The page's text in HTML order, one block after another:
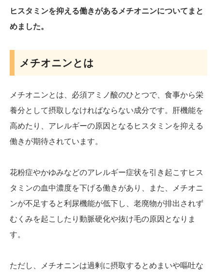
ヒスタミンを抑える働きがあるメチオニンについてまと
めました。
メチオニンとは
メチオニンとは、必須アミノ酸のひとつで、食事から栄
養分として摂取しなければならない成分です。肝機能を
高めたり、アレルギーの原因となるヒスタミンを抑える
働きが期待されています。
花粉症やかゆみなどのアレルギー症状を引き起こすヒス
タミンの血中濃度を下げる働きがあり、また、メチオニ
ンが不足すると利尿機能が低下し、老廃物が排出されず
むくみを起こしたり動脈硬化や抜け毛の原因となりま
す。
ただし、メチオニンは過剰に摂取するとめまいや嘔吐な